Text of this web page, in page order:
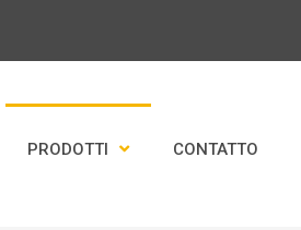
PRODOTTI CONTATTO